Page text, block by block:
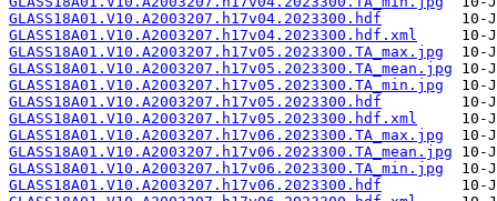
GLASS18A01.V10.A2003207.h17v04.2023300.hdf
GLASS18A01.V10.A2003207.h17v04.2023300.hdf.xml
GLASS18A01.V10.A2003207.h17v05.2023300.TA_max.jpg
GLASS18A01.V10.A2003207.h17v05.2023300.TA_mean.jpg
GLASS18A01.V10.A2003207.h17v05.2023300.TA_min.jpg
GLASS18A01.V10.A2003207.h17v05.2023300.hdf
GLASS18A01.V10.A2003207.h17v05.2023300.hdf.xml
GLASS18A01.V10.A2003207.h17v06.2023300.TA_max.jpg
GLASS18A01.V10.A2003207.h17v06.2023300.TA_mean.jpg
GLASS18A01.V10.A2003207.h17v06.2023300.TA_min.jpg
GLASS18A01.V10.A2003207.h17v06.2023300.hdf